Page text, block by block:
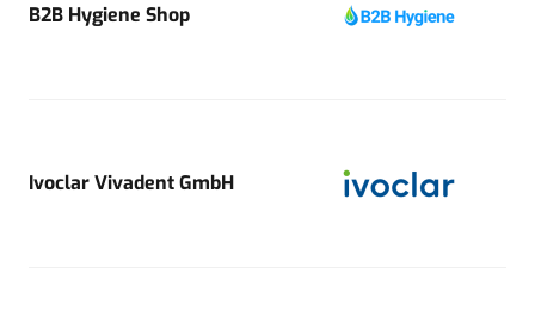
B2B Hygiene Shop
Ivoclar Vivadent GmbH